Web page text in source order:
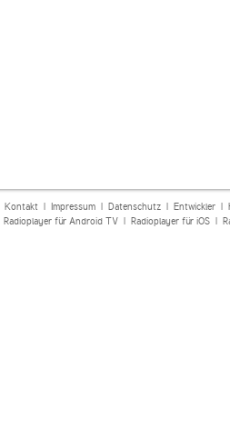
Kontakt| Impressum| Datenschutz| Entwickler|
Radioplayer für Android TV| Radioplayer für iOS|